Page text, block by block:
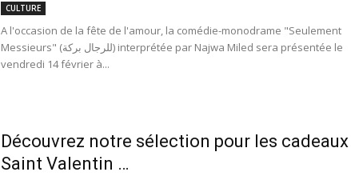
CULTURE
A l'occasion de la fête de l'amour, la comédie-monodrame "Seulement
Messieurs" (للرجال بركة) interprétée par Najwa Miled sera présentée le
vendredi 14 février à...
Découvrez notre sélection pour les cadeaux
Saint Valentin …